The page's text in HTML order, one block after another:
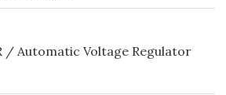
/ Automatic Voltage Regulator